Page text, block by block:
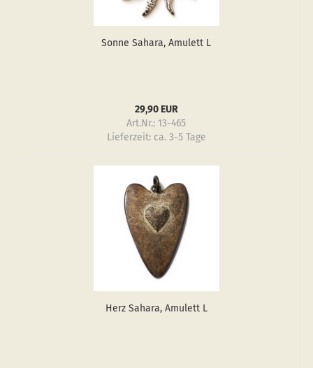
Sonne Sa­ha­ra, Amu­lett L
29,90 EUR
Art.Nr.: 13-465
Lieferzeit: ca. 3-5 Tage
Herz Sa­ha­ra, Amu­lett L